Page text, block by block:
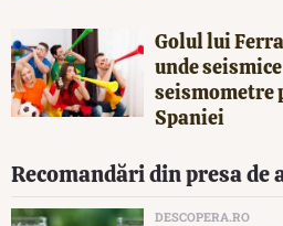
Golul lui
unde
seismometre
Spaniei
Recomandări din presa de
DESCOPERA.RO